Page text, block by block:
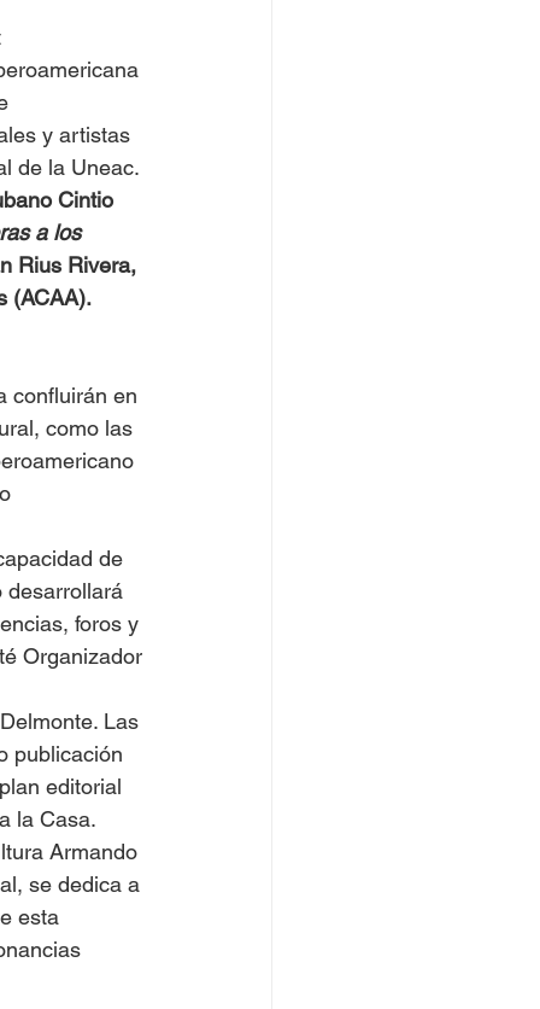
y artistas
de la Uneac.
Cintio
a los
Rius Rivera,
(ACAA).
confluirán en
como las
de
desarrollará
foros y
Organizador
Las
publicación
editorial
la Casa.
Armando
se dedica a
esta